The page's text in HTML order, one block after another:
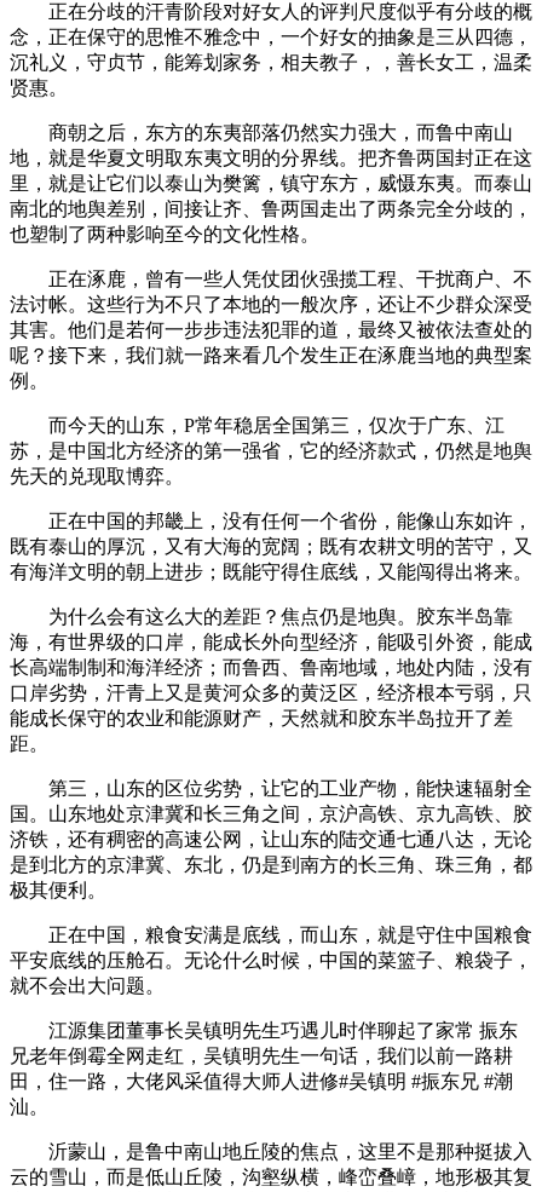
正在分歧的汗青阶段对好女人的评判尺度似乎有分歧的概
念，正在保守的思惟不雅念中，一个好女的抽象是三从四德，
沉礼义，守贞节，能筹划家务，相夫教子，，善长女工，温柔
贤惠。
商朝之后，东方的东夷部落仍然实力强大，而鲁中南山
地，就是华夏文明取东夷文明的分界线。把齐鲁两国封正在这
里，就是让它们以泰山为樊篱，镇守东方，威慑东夷。而泰山
南北的地舆差别，间接让齐、鲁两国走出了两条完全分歧的，
也塑制了两种影响至今的文化性格。
正在涿鹿，曾有一些人凭仗团伙强揽工程、干扰商户、不
法讨帐。这些行为不只了本地的一般次序，还让不少群众深受
其害。他们是若何一步步违法犯罪的道，最终又被依法查处的
呢？接下来，我们就一路来看几个发生正在涿鹿当地的典型案
例。
而今天的山东，P常年稳居全国第三，仅次于广东、江
苏，是中国北方经济的第一强省，它的经济款式，仍然是地舆
先天的兑现取博弈。
正在中国的邦畿上，没有任何一个省份，能像山东如许，
既有泰山的厚沉，又有大海的宽阔；既有农耕文明的苦守，又
有海洋文明的朝上进步；既能守得住底线，又能闯得出将来。
为什么会有这么大的差距？焦点仍是地舆。胶东半岛靠
海，有世界级的口岸，能成长外向型经济，能吸引外资，能成
长高端制制和海洋经济；而鲁西、鲁南地域，地处内陆，没有
口岸劣势，汗青上又是黄河众多的黄泛区，经济根本亏弱，只
能成长保守的农业和能源财产，天然就和胶东半岛拉开了差
距。
第三，山东的区位劣势，让它的工业产物，能快速辐射全
国。山东地处京津冀和长三角之间，京沪高铁、京九高铁、胶
济铁，还有稠密的高速公网，让山东的陆交通七通八达，无论
是到北方的京津冀、东北，仍是到南方的长三角、珠三角，都
极其便利。
正在中国，粮食安满是底线，而山东，就是守住中国粮食
平安底线的压舱石。无论什么时候，中国的菜篮子、粮袋子，
就不会出大问题。
江源集团董事长吴镇明先生巧遇儿时伴聊起了家常 振东
兄老年倒霉全网走红，吴镇明先生一句话，我们以前一路耕
田，住一路，大佬风采值得大师人进修#吴镇明 #振东兄 #潮
汕。
沂蒙山，是鲁中南山地丘陵的焦点，这里不是那种挺拔入
云的雪山，而是低山丘陵，沟壑纵横，峰峦叠嶂，地形极其复